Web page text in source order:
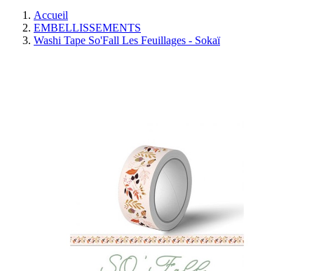
Accueil
EMBELLISSEMENTS
Washi Tape So'Fall Les Feuillages - Sokaï